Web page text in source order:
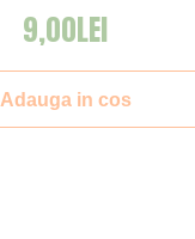
9,00LEI
Adauga in cos